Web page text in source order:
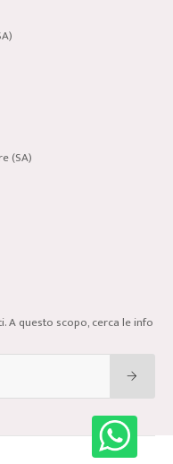
(SA)
A questo scopo, cerca le info